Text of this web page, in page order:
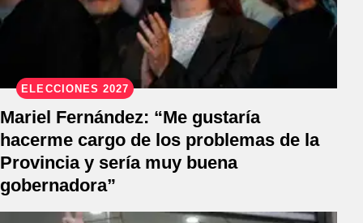
ELECCIONES 2027
Mariel Fernández: “Me gustaría
hacerme cargo de los problemas de la
Provincia y sería muy buena
gobernadora”